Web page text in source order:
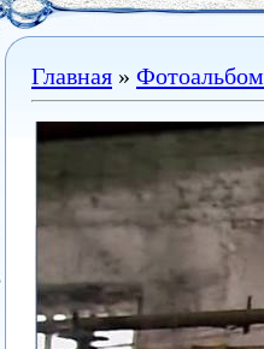
Главная » Фотоальбом